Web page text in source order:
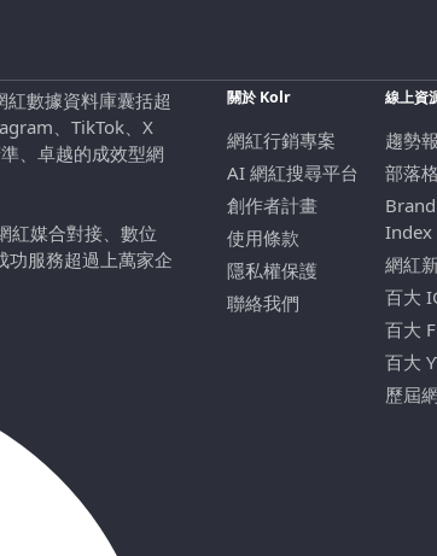
數據資料庫囊括超
、TikTok、X
、卓越的成效型網
紅媒合對接、數位
功服務超過上萬家企
關於 Kolr
網紅行銷專案
AI 網紅搜尋平台
創作者計畫
使用條款
隱私權保護
聯絡我們
線上資
趨勢
部落格
Index
網紅
百大
百大
百大
歷屆